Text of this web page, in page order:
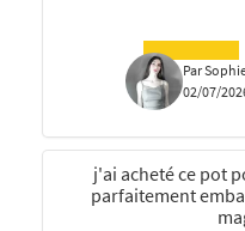
Par
02/07/
j'ai acheté ce pot
parfaitement